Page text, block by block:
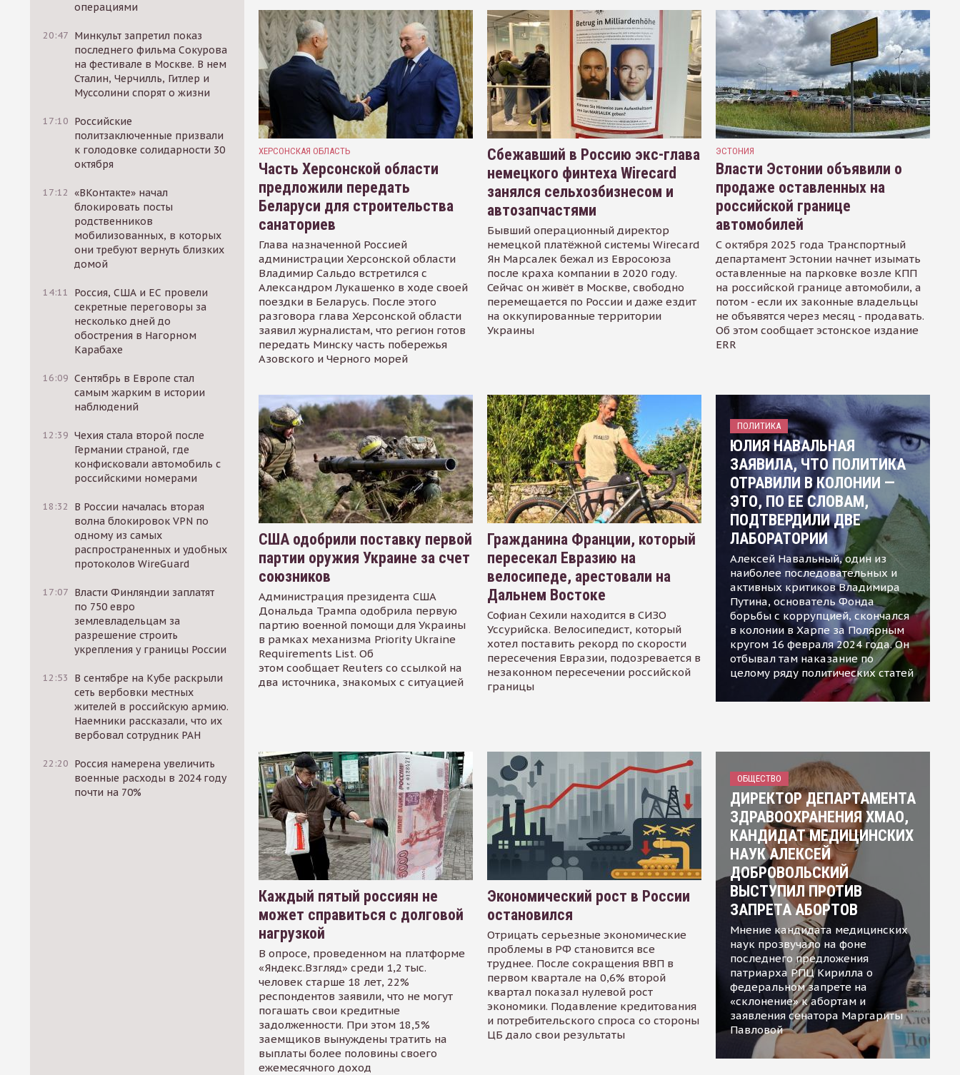
операциями
20:47 Минкульт запретил показ
последнего фильма Сокурова
на фестивале в Москве. В нем
Сталин, Черчилль, Гитлер и
Муссолини спорят о жизни
17:10 Российские
политзаключенные призвали
к голодовке солидарности 30
октября
17:12 «ВКонтакте» начал
блокировать посты
родственников
мобилизованных, в которых
они требуют вернуть близких
домой
14:11
Россия, США и ЕС провели
секретные переговоры за
несколько дней до
обострения в Нагорном
Карабахе
16:09 Сентябрь в Европе стал
самым жарким в истории
наблюдений
12:39 Чехия стала второй после
Германии страной, где
конфисковали автомобиль с
российскими номерами
18:32
В России началась вторая
волна блокировок VPN по
одному из самых
распространенных и удобных
протоколов WireGuard
17:07 Власти Финляндии заплатят
по 750 евро
землевладельцам за
разрешение строить
укрепления у границы России
12:53
В сентябре на Кубе раскрыли
сеть вербовки местных
жителей в российскую армию.
Наемники рассказали, что их
вербовал сотрудник РАН
22:20 Россия намерена увеличить
военные расходы в 2024 году
почти на 70%
ХЕРСОНСКАЯ ОБЛАСТЬ
Часть Херсонской области
предложили передать
Беларуси для строительства
санаториев
Глава назначенной Россией
администрации Херсонской области
Владимир Сальдо встретился с
Александром Лукашенко в ходе своей
поездки в Беларусь. После этого
разговора глава Херсонской области
заявил журналистам, что регион готов
передать Минску часть побережья
Азовского и Черного морей
Сбежавший в Россию экс-глава
немецкого финтеха Wirecard
занялся сельхозбизнесом и
автозапчастями
Бывший операционный директор
немецкой платёжной системы Wirecard
Ян Марсалек бежал из Евросоюза
после краха компании в 2020 году.
Сейчас он живёт в Москве, свободно
перемещается по России и даже ездит
на оккупированные территории
Украины
ЭСТОНИЯ
Власти Эстонии объявили о
продаже оставленных на
российской границе
автомобилей
С октября 2025 года Транспортный
департамент Эстонии начнет изымать
оставленные на парковке возле КПП
на российской границе автомобили, а
потом - если их законные владельцы
не объявятся через месяц - продавать.
Об этом сообщает эстонское издание
ERR
США одобрили поставку первой
партии оружия Украине за счет
союзников
Администрация президента США
Дональда Трампа одобрила первую
партию военной помощи для Украины
в рамках механизма Priority Ukraine
Requirements List. Об
этом сообщает Reuters со ссылкой на
два источника, знакомых с ситуацией
Гражданина Франции, который
пересекал Евразию на
велосипеде, арестовали на
Дальнем Востоке
Софиан Сехили находится в СИЗО
Уссурийска. Велосипедист, который
хотел поставить рекорд по скорости
пересечения Евразии, подозревается в
незаконном пересечении российской
границы
ПОЛИТИКА
ЮЛИЯ НАВАЛЬНАЯ
ЗАЯВИЛА, ЧТО ПОЛИТИКА
ОТРАВИЛИ В КОЛОНИИ —
ЭТО, ПО ЕЕ СЛОВАМ,
ПОДТВЕРДИЛИ ДВЕ
ЛАБОРАТОРИИ
Алексей Навальный, один из
наиболее последовательных и
активных критиков Владимира
Путина, основатель Фонда
борьбы с коррупцией, скончался
в колонии в Харпе за Полярным
кругом 16 февраля 2024 года. Он
отбывал там наказание по
целому ряду политических статей
Каждый пятый россиян не
может справиться с долговой
нагрузкой
В опросе, проведенном на платформе
«Яндекс.Взгляд» среди 1,2 тыс.
человек старше 18 лет, 22%
респондентов заявили, что не могут
погашать свои кредитные
задолженности. При этом 18,5%
заемщиков вынуждены тратить на
выплаты более половины своего
ежемесячного доход
Экономический рост в России
остановился
Отрицать серьезные экономические
проблемы в РФ становится все
труднее. После сокращения ВВП в
первом квартале на 0,6% второй
квартал показал нулевой рост
экономики. Подавление кредитования
и потребительского спроса со стороны
ЦБ дало свои результаты
ОБЩЕСТВО
ДИРЕКТОР ДЕПАРТАМЕНТА
ЗДРАВООХРАНЕНИЯ ХМАО,
КАНДИДАТ МЕДИЦИНСКИХ
НАУК АЛЕКСЕЙ
ДОБРОВОЛЬСКИЙ
ВЫСТУПИЛ ПРОТИВ
ЗАПРЕТА АБОРТОВ
Мнение кандидата медицинских
наук прозвучало на фоне
последнего предложения
патриарха РПЦ Кирилла о
федеральном запрете на
«склонение» к абортам и
заявления сенатора Маргариты
Павловой